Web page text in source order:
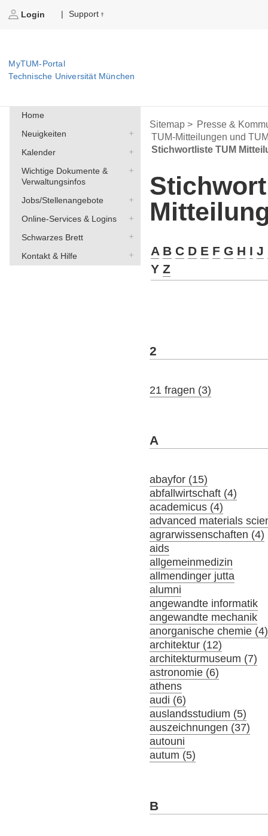
Login | Support
MyTUM-Portal
Technische Universität München
Home
Neuigkeiten
Kalender
Wichtige Dokumente &
Verwaltungsinfos
Jobs/Stellenangebote
Online-Services & Logins
Schwarzes Brett
Kontakt & Hilfe
Sitemap > Presse &
TUM-Mitteilungen und
Stichwortliste TUM
A B C D E F G H I J
Y Z
2
21 fragen (3)
A
abayfor (15)
abfallwirtschaft (4)
academicus (4)
advanced materials
agrarwissenschaften (4)
aids
allgemeinmedizin
allmendinger jutta
alumni
angewandte informatik
angewandte mechanik
anorganische chemie (4)
architektur (12)
architekturmuseum (7)
astronomie (6)
athens
audi (6)
auslandsstudium (5)
auszeichnungen (37)
autouni
autum (5)
B